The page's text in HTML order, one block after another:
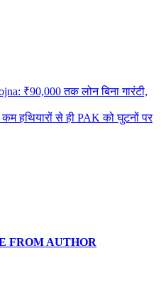
₹90,000 तक लोन बिना गारंटी,
हथियारों से ही PAK को घुटनों पर
FROM AUTHOR